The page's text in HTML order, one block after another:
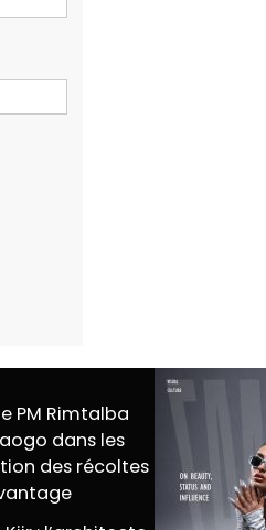
PM Rimtalba
dans les
des récoltes